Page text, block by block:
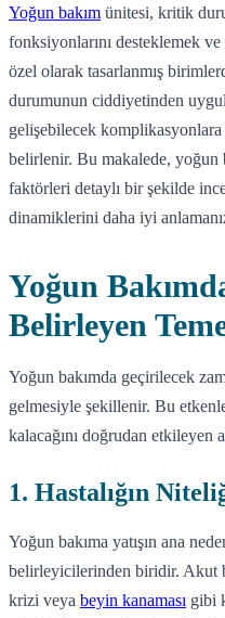
Yoğun bakım ünitesi, kritik
fonksiyonlarını desteklemek
özel olarak tasarlanmış
durumunun ciddiyetinden
gelişebilecek
belirlenir. Bu makalede, yoğun
faktörleri detaylı bir şekilde
dinamiklerini daha iyi
Yoğun
Belirleyen
Yoğun bakımda geçirilecek
gelmesiyle şekillenir. Bu
kalacağını doğrudan etkileyen
1. Hastalığın
Yoğun bakıma yatışın ana
belirleyicilerinden biridir. Akut
krizi veya beyin kanaması gibi